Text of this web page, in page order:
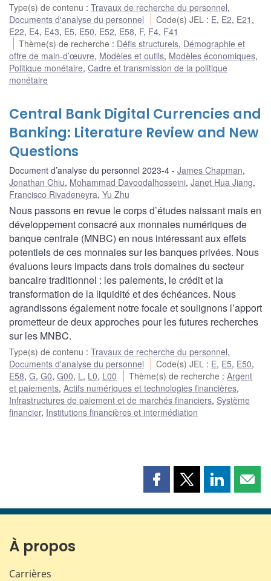
Type(s) de contenu : Travaux de recherche du personnel,
Documents d'analyse du personnel
Code(s) JEL : E, E2, E21 ,
E22, E4, E43, E5, E50, E52, E58, F, F4, F41
Thème(s) de recherche : Défis structurels, Démographie et
offre de main-d’œuvre, Modèles et outils, Modèles économiques,
Politique monétaire, Cadre et transmission de la politique
monétaire
Central Bank Digital Currencies and
Banking: Literature Review and New
Questions
Document d’analyse du personnel 2023-4 James Chapman,
Jonathan Chiu, Mohammad Davoodalhosseini, Janet Hua Jiang,
Francisco Rivadeneyra, Yu Zhu
Nous passons en revue le corps d’études naissant mais en
développement consacré aux monnaies numériques de
banque centrale (MNBC) en nous intéressant aux effets
potentiels de ces monnaies sur les banques privées. Nous
évaluons leurs impacts dans trois domaines du secteur
bancaire traditionnel : les paiements, le crédit et la
transformation de la liquidité et des échéances. Nous
agrandissons également notre focale et soulignons l’apport
prometteur de deux approches pour les futures recherches
sur les MNBC.
Type(s) de contenu : Travaux de recherche du personnel,
Documents d'analyse du personnel
Code(s) JEL : E, E5, E50,
E58, G, G0, G00, L , L0, L00 Thème(s) de recherche :Argent
et paiements, Actifs numériques et technologies financières,
Infrastructures de paiement et de marchés financiers, Système
financier, Institutions financières et intermédiation
Partager
page
Partager
page
Partager
page page
À propos
Carrières